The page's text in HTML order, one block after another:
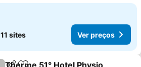
11 sites Ver preços
Therme 51° Hotel Physio